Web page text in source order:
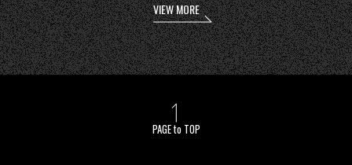
VIEW MORE
PAGE to TOP